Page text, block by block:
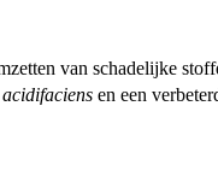
van schadelijke
en een